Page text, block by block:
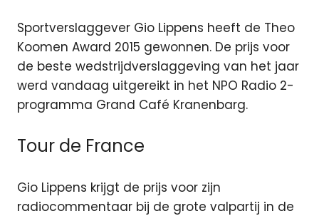
Sportverslaggever Gio Lippens heeft de Theo
Koomen Award 2015 gewonnen. De prijs voor
de beste wedstrijdverslaggeving van het jaar
werd vandaag uitgereikt in het NPO Radio 2-
programma Grand Café Kranenbarg.
Tour de France
Gio Lippens krijgt de prijs voor zijn
radiocommentaar bij de grote valpartij in de